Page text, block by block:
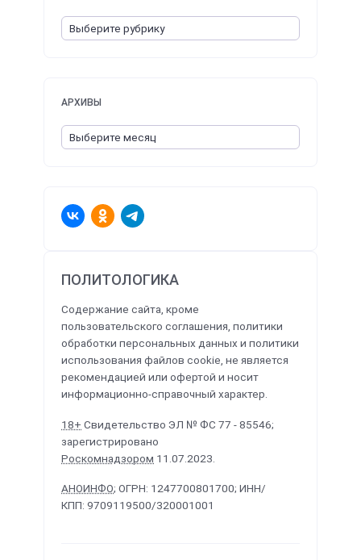
ПОЛИТОЛОГИКА
Содержание сайта, кроме
пользовательского соглашения, политики
обработки персональных данных и политики
использования файлов cookie, не является
рекомендацией или офертой и носит
информационно-справочный характер.
18+ Свидетельство ЭЛ № ФС 77 - 85546;
зарегистрировано
Роскомнадзором 11.07.2023.
АНОИНФО; ОГРН: 1247700801700; ИНН/
КПП: 9709119500/320001001
АРХИВЫ